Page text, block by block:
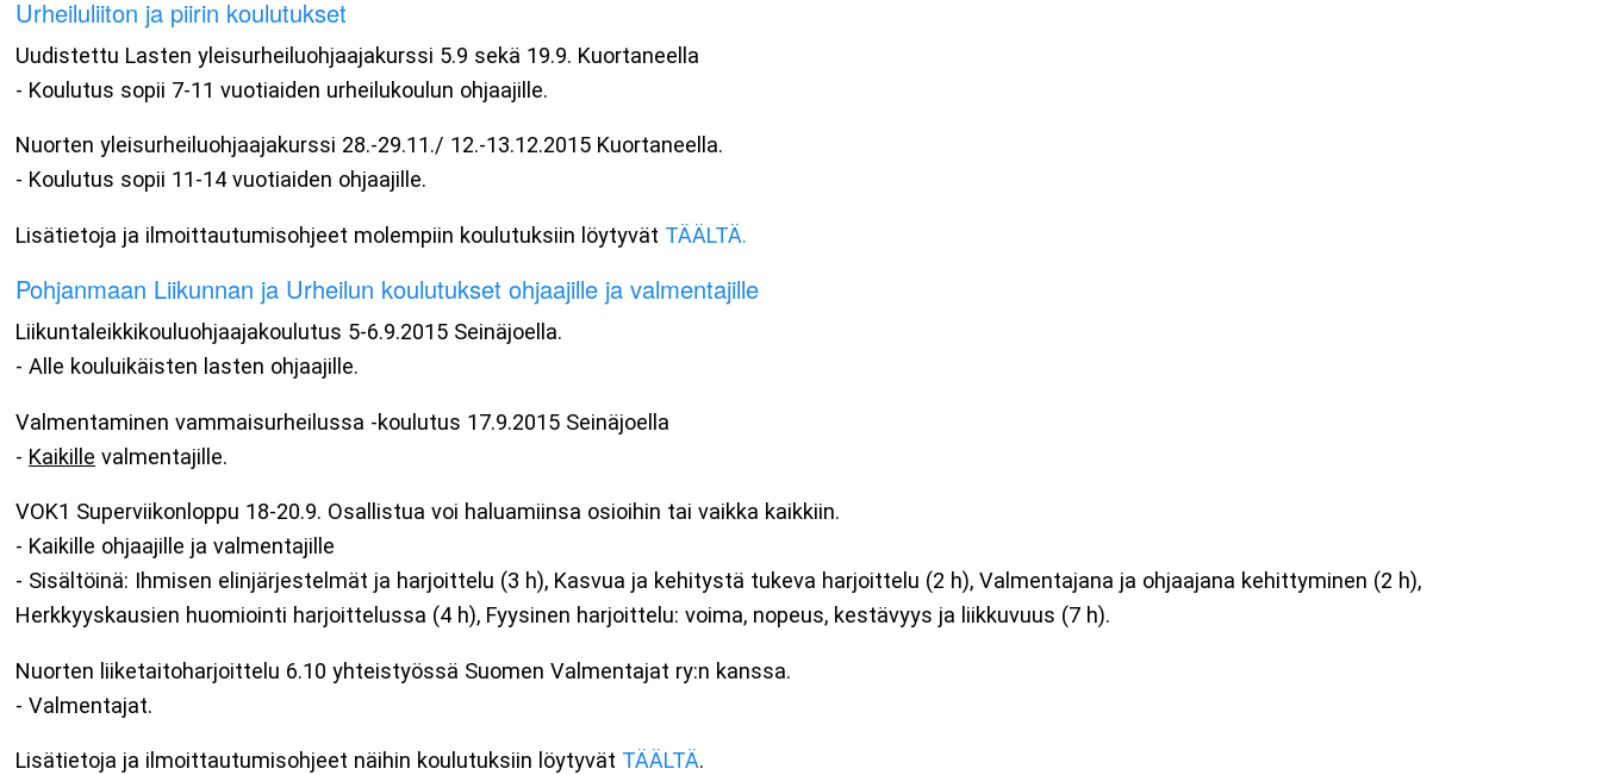
Urheiluliiton ja piirin koulutukset
Uudistettu Lasten yleisurheiluohjaajakurssi 5.9 sekä 19.9. Kuortaneella
- Koulutus sopii 7-11 vuotiaiden urheilukoulun ohjaajille.
Nuorten yleisurheiluohjaajakurssi 28.-29.11./ 12.-13.12.2015 Kuortaneella.
- Koulutus sopii 11-14 vuotiaiden ohjaajille.
Lisätietoja ja ilmoittautumisohjeet molempiin koulutuksiin löytyvät TÄÄLTÄ.
Pohjanmaan Liikunnan ja Urheilun koulutukset ohjaajille ja valmentajille
Liikuntaleikkikouluohjaajakoulutus 5-6.9.2015 Seinäjoella.
- Alle kouluikäisten lasten ohjaajille.
Valmentaminen vammaisurheilussa -koulutus 17.9.2015 Seinäjoella
- Kaikille valmentajille.
VOK1 Superviikonloppu 18-20.9. Osallistua voi haluamiinsa osioihin tai vaikka kaikkiin.
- Kaikille ohjaajille ja valmentajille
- Sisältöinä: Ihmisen elinjärjestelmät ja harjoittelu (3 h), Kasvua ja kehitystä tukeva harjoittelu (2 h), Valmentajana ja ohjaajana kehittyminen (2 h),
Herkkyyskausien huomiointi harjoittelussa (4 h), Fyysinen harjoittelu: voima, nopeus, kestävyys ja liikkuvuus (7 h).
Nuorten liiketaitoharjoittelu 6.10 yhteistyössä Suomen Valmentajat ry:n kanssa.
- Valmentajat.
Lisätietoja ja ilmoittautumisohjeet näihin koulutuksiin löytyvät TÄÄLTÄ.